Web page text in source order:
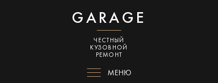
GARAGE
ЧЕСТНЫЙ
КУЗОВНОЙ
РЕМОНТ
МЕНЮ